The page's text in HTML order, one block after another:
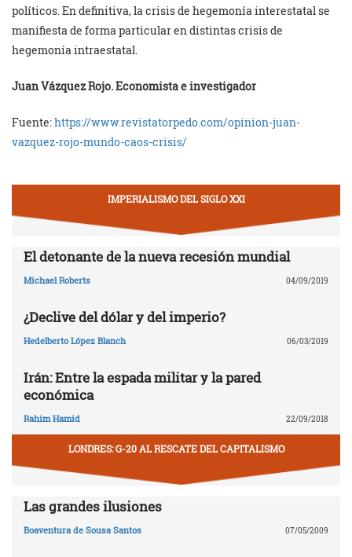
políticos. En definitiva, la crisis de hegemonía interestatal se
manifiesta de forma particular en distintas crisis de
hegemonía intraestatal.
Juan Vázquez Rojo. Economista e investigador
Fuente:https://www.revistatorpedo.com/opinion-juan-
vazquez-rojo-mundo-caos-crisis/
IMPERIALISMO DEL SIGLO XXI
El detonante de la nueva recesión mundial
Michael Roberts 04/09/2019
¿Declive del dólar y del imperio?
Hedelberto López Blanch 06/03/2019
Irán: Entre la espada militar y la pared
económica
Rahim Hamid 22/09/2018
LONDRES: G-20 AL RESCATE DEL CAPITALISMO
Las grandes ilusiones
Boaventura de Sousa Santos 07/05/2009